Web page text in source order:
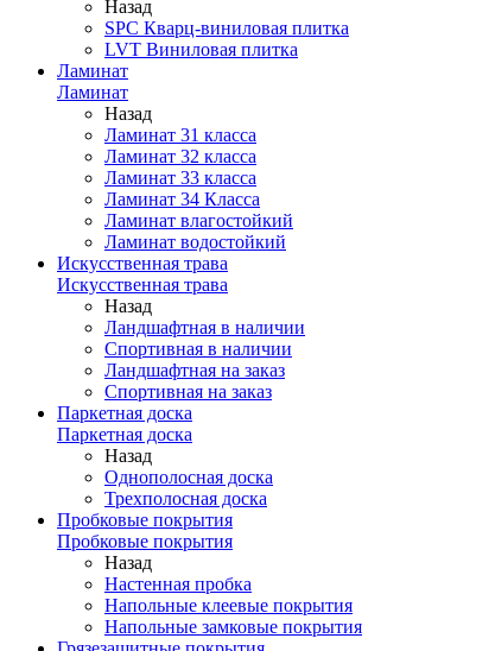
Назад
SPC Кварц-виниловая плитка
LVT Виниловая плитка
Ламинат
Ламинат
Назад
Ламинат 31 класса
Ламинат 32 класса
Ламинат 33 класса
Ламинат 34 Класса
Ламинат влагостойкий
Ламинат водостойкий
Искусственная трава
Искусственная трава
Назад
Ландшафтная в наличии
Спортивная в наличии
Ландшафтная на заказ
Спортивная на заказ
Паркетная доска
Паркетная доска
Назад
Однополосная доска
Трехполосная доска
Пробковые покрытия
Пробковые покрытия
Назад
Настенная пробка
Напольные клеевые покрытия
Напольные замковые покрытия